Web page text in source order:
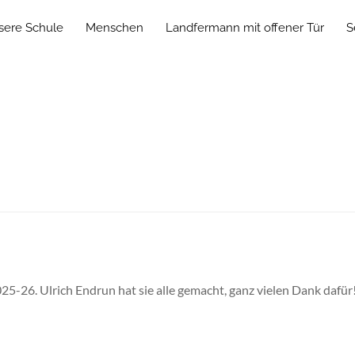
Schule Menschen Landfermann mit offener Tür
26. Ulrich Endrun hat sie alle gemacht, ganz vielen Dank